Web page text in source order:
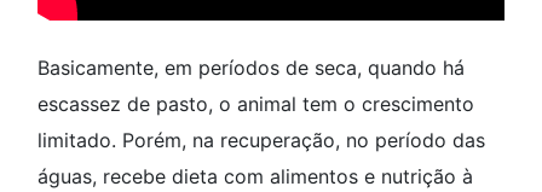
Basicamente, em períodos de seca, quando há
escassez de pasto, o animal tem o crescimento
limitado. Porém, na recuperação, no período das
águas, recebe dieta com alimentos e nutrição à